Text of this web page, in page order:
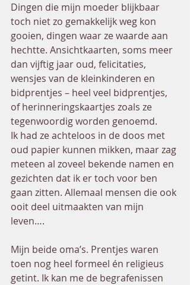
Dingen die mijn moeder blijkbaar
toch niet zo gemakkelijk weg kon
gooien, dingen waar ze waarde aan
hechtte. Ansichtkaarten, soms meer
dan vijftig jaar oud, felicitaties,
wensjes van de kleinkinderen en
bidprentjes – heel veel bidprentjes,
of herinneringskaartjes zoals ze
tegenwoordig worden genoemd.
Ik had ze achteloos in de doos met
oud papier kunnen mikken, maar zag
meteen al zoveel bekende namen en
gezichten dat ik er toch voor ben
gaan zitten. Allemaal mensen die ook
ooit deel uitmaakten van mijn
leven….
Mijn beide oma’s. Prentjes waren
toen nog heel formeel én religieus
getint. Ik kan me de begrafenissen